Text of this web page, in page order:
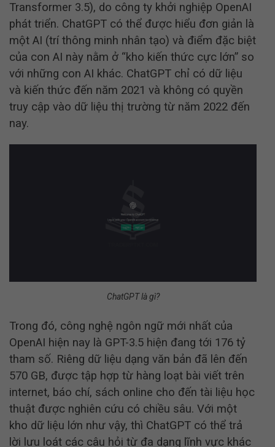
Transformer 3.5), do công ty khởi nghiệp OpenAI
phát triển. ChatGPT có thể được hiểu đơn giản là
một AI (trí thông minh nhân tạo) và điểm đặc biệt
của con AI này nằm ở “kho kiến thức cực lớn” so
với những con AI khác. ChatGPT chỉ có dữ liệu
và kiến thức đến năm 2021 và không có quyền
truy cập vào dữ liệu thị trường từ năm 2022 đến
nay.
ChatGPT là gì?
Trong đó, công nghệ ngôn ngữ mới nhất của
OpenAI hiện nay là GPT-3.5 hiện đang tới 176 tỷ
tham số. Riêng dữ liệu dạng văn bản đã lên đến
570 GB, được tập hợp từ hàng loạt bài viết trên
internet, báo chí, sách online cho đến tài liệu học
thuật được nghiên cứu có chiều sâu. Với một
kho dữ liệu lớn như vậy, thì ChatGPT có thể trả
lời lưu loát các câu hỏi từ đa dạng lĩnh vực khác